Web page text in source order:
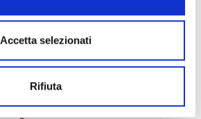
Accetta selezionati
Rifiuta